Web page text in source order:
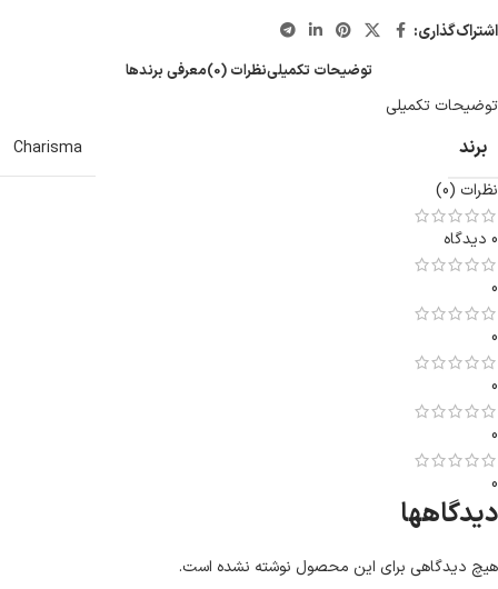
اشتراک‌گذاری:
توضیحات تکمیلینظرات (0) معرفی برند‌ها
توضیحات تکمیلی
برند
Charisma
نظرات (0)
0 دیدگاه
0
0
0
0
0
دیدگاهها
هیچ دیدگاهی برای این محصول نوشته نشده است.